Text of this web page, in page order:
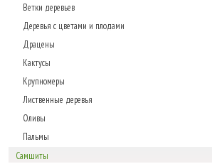
Ветки деревьев
Деревья с цветами и плодами
Драцены
Кактусы
Крупномеры
Лиственные деревья
Оливы
Пальмы
Самшиты